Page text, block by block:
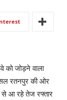
को जोड़ने वाला
रतनपुर की ओर
से आ रहे तेज रफ्तार